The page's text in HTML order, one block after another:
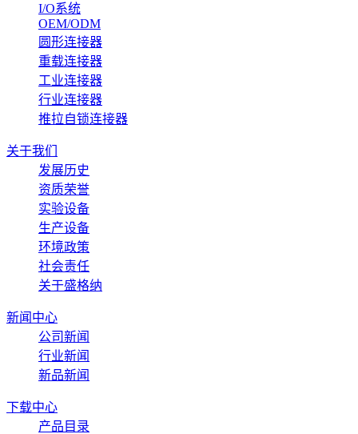
I/O系统
OEM/ODM
圆形连接器
重载连接器
工业连接器
行业连接器
推拉自锁连接器
关于我们
发展历史
资质荣誉
实验设备
生产设备
环境政策
社会责任
关于盛格纳
新闻中心
公司新闻
行业新闻
新品新闻
下载中心
产品目录